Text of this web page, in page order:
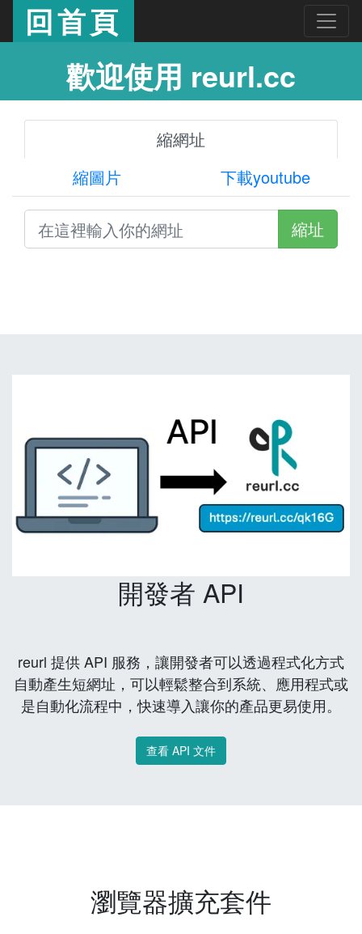
回首頁
歡迎使用 reurl.cc
縮網址
縮圖片
下載youtube
縮址
開發者 API
reurl 提供 API 服務，讓開發者可以透過程式化方式
自動產生短網址，可以輕鬆整合到系統、應用程式或
是自動化流程中，快速導入讓你的產品更易使用。
查看 API 文件
瀏覽器擴充套件